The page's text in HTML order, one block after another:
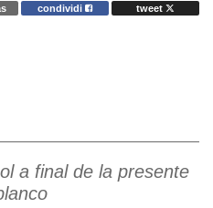
condividi tweet
a final de la presente